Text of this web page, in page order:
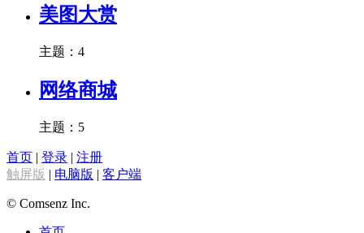
美图大赏
主题：4
网络商城
主题：5
首页 | 登录 | 注册
触屏版 | 电脑版 | 客户端
© Comsenz Inc.